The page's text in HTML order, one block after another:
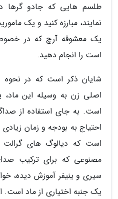
طلسم هایی که جادو گرها
نمایند، مبارزه کنید و یک
یک معشوقه آرچ که در
است را انجام دهید.
شایان ذکر است که در
اصلی زن به وسیله این
است. به جای استفاده از
است که دیالوگ های
مصنوعی که برای ترکیب
سیری و ینیفر آموزش دیده،
یک جنبه اختیاری از ماد است.